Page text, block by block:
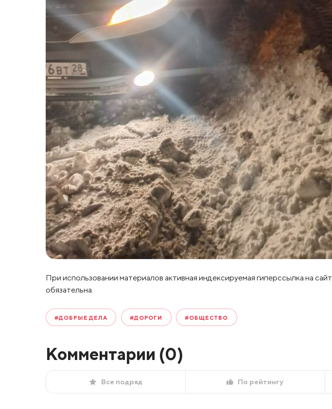
При использовании материалов активная индексируемая гиперссылка на сайт
обязательна.
#ДОБРЫЕ ДЕЛА #ДОРОГИ #ОБЩЕСТВО
Комментарии (0)
Все подряд По рейтингу